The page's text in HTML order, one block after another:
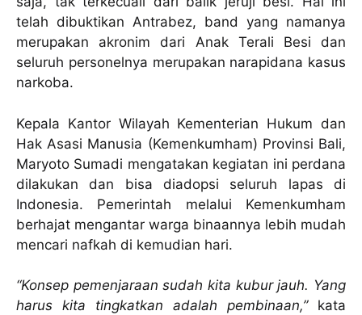
telah dibuktikan Antrabez, band yang namanya
merupakan akronim dari Anak Terali Besi dan
seluruh personelnya merupakan narapidana kasus
narkoba.
Kepala Kantor Wilayah Kementerian Hukum dan
Hak Asasi Manusia (Kemenkumham) Provinsi Bali,
Maryoto Sumadi mengatakan kegiatan ini perdana
dilakukan dan bisa diadopsi seluruh lapas di
Indonesia. Pemerintah melalui Kemenkumham
berhajat mengantar warga binaannya lebih mudah
mencari nafkah di kemudian hari.
“Konsep pemenjaraan sudah kita kubur jauh. Yang
harus kita tingkatkan adalah pembinaan,”kata